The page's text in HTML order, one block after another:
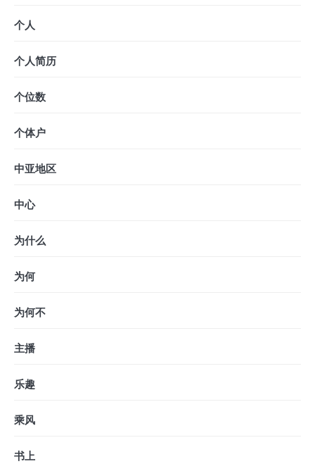
个人
个人简历
个位数
个体户
中亚地区
中心
为什么
为何
为何不
主播
乐趣
乘风
书上